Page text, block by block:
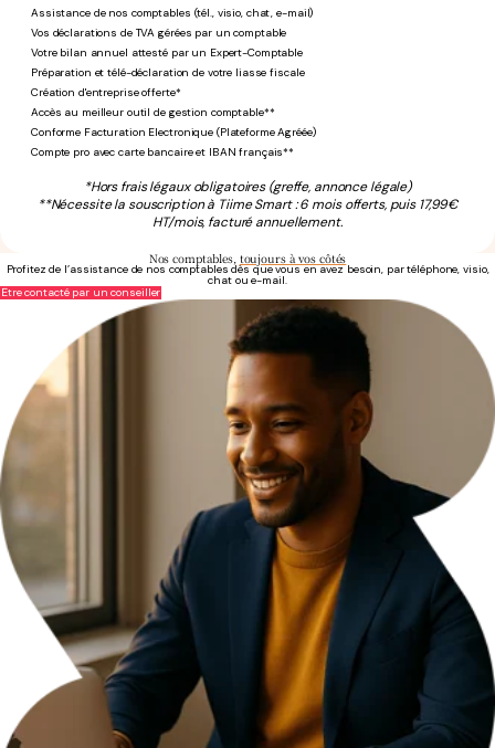
Assistance de nos comptables (tél., visio, chat, e-mail)
Vos déclarations de TVA gérées par un comptable
Votre bilan annuel attesté par un Expert-Comptable
Préparation et télé-déclaration de votre liasse fiscale
Création d'entreprise offerte*
Accès au meilleur outil de gestion comptable**
Conforme Facturation Electronique (Plateforme Agréée)
Compte pro avec carte bancaire et IBAN français**
*Hors frais légaux obligatoires (greffe, annonce légale)
**Nécessite la souscription à Tiime Smart : 6 mois offerts, puis 17,99€
HT/mois, facturé annuellement.
Nos comptables, toujours à vos côtés
Profitez de l’assistance de nos comptables dès que vous en avez besoin, par téléphone, visio,
chat ou e-mail.
Être contacté par un conseiller